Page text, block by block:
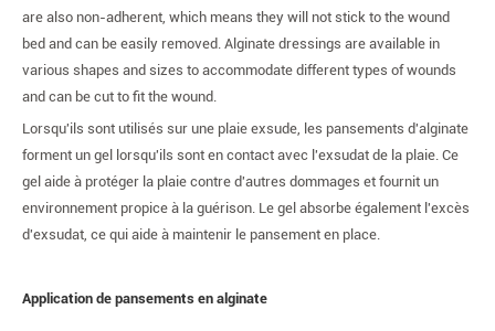
are also non-adherent, which means they will not stick to the wound
bed and can be easily removed. Alginate dressings are available in
various shapes and sizes to accommodate different types of wounds
and can be cut to fit the wound.
Lorsqu'ils sont utilisés sur une plaie exsude, les pansements d'alginate
forment un gel lorsqu'ils sont en contact avec l'exsudat de la plaie. Ce
gel aide à protéger la plaie contre d'autres dommages et fournit un
environnement propice à la guérison. Le gel absorbe également l'excès
d'exsudat, ce qui aide à maintenir le pansement en place.
Application de pansements en alginate